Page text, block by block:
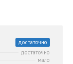
достаточно
достаточно
мало